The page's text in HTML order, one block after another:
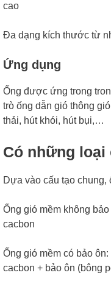
cao
Đa dạng kích thước từ
Ứng dụng
Ống được ứng trong
trò ống dẫn gió thông
thải, hút khói, hút bụi,…
Có những loại
Dựa vào cấu tạo
Ống gió mềm không
cacbon
Ống gió mềm có bảo
cacbon + bảo ôn (bông